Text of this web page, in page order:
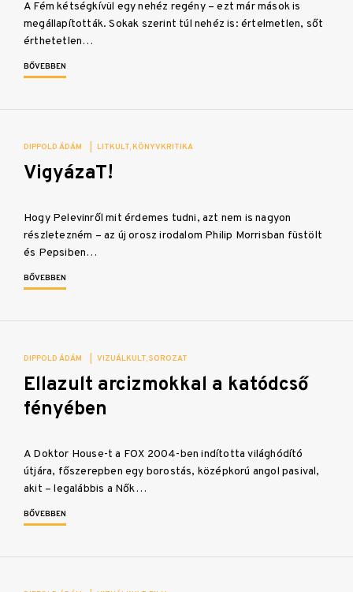
A Fém kétségkívül egy nehéz regény – ezt már mások is
megállapították. Sokak szerint túl nehéz is: értelmetlen, sőt
érthetetlen…
BŐVEBBEN
DIPPOLD ÁDÁM LITKULT KÖNYVKRITIKA
VigyázaT!
Hogy Pelevinről mit érdemes tudni, azt nem is nagyon
részletezném – az új orosz irodalom Philip Morrisban füstölt
és Pepsiben…
BŐVEBBEN
DIPPOLD ÁDÁM VIZUÁLKULT SOROZAT
Ellazult arcizmokkal a katódcső
fényében
A Doktor House-t a FOX 2004-ben indította világhódító
útjára, főszerepben egy borostás, középkorú angol pasival,
akit – legalábbis a Nők…
BŐVEBBEN